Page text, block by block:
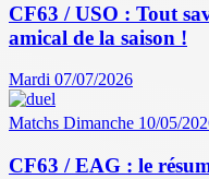
CF63 / USO : Tout
amical de la saison !
Mardi 07/07/2026
Matchs Dimanche 10/05/
CF63 / EAG : le